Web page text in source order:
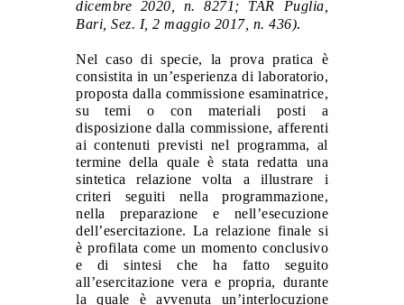
dicembre 2020, n. 8271; TAR Puglia,
Bari, Sez. I, 2 maggio 2017, n. 436).
Nel caso di specie, la prova pratica è
consistita in un’esperienza di laboratorio,
proposta dalla commissione esaminatrice,
su temi o con materiali posti a
disposizione dalla commissione, afferenti
ai contenuti previsti nel programma, al
termine della quale è stata redatta una
sintetica relazione volta a illustrare i
criteri seguiti nella programmazione,
nella preparazione e nell’esecuzione
dell’esercitazione. La relazione finale si
è profilata come un momento conclusivo
e di sintesi che ha fatto seguito
all’esercitazione vera e propria, durante
la quale è avvenuta un’interlocuzione